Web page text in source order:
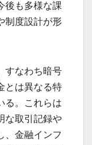
後も多様な課
制度設計が形
すなわち暗号
とは異なる特
る。これらは
な取引記録や
、金融インフ